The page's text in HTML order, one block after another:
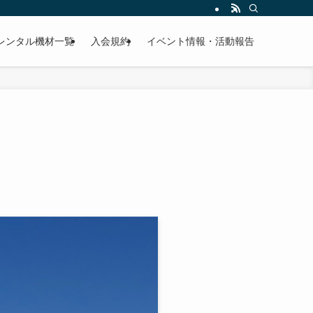
ンタル機材一覧 入会規約 イベント情報・活動報告